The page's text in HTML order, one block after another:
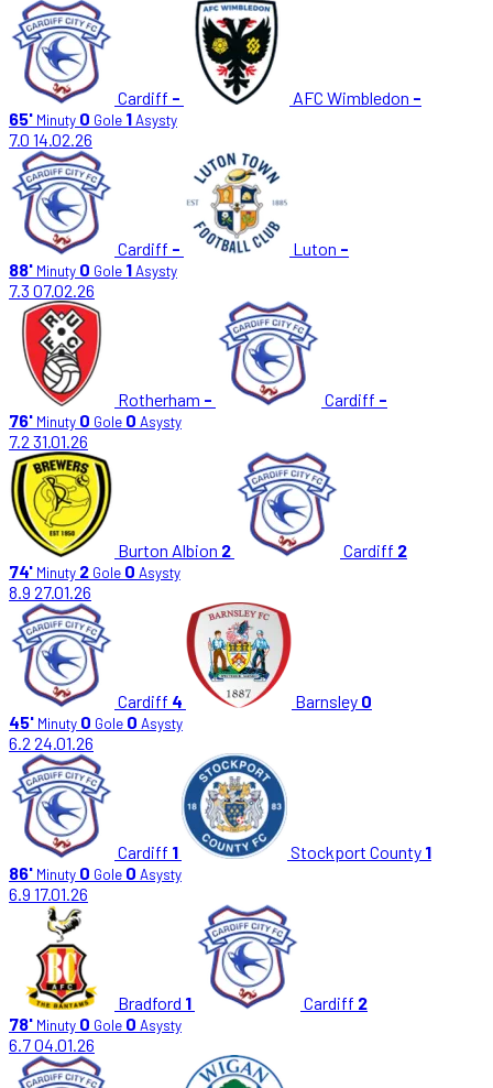
Cardiff - AFC Wimbledon -
65' Minuty 0 Gole 1Asysty
7.0 14.02.26
Cardiff - Luton -
88' Minuty 0 Gole 1Asysty
7.3 07.02.26
Rotherham - Cardiff -
76' Minuty 0 Gole 0 Asysty
7.2 31.01.26
Burton Albion 2 Cardiff 2
74' Minuty 2 Gole 0 Asysty
8.9 27.01.26
Cardiff 4 Barnsley 0
45' Minuty 0 Gole 0 Asysty
6.2 24.01.26
Cardiff 1 Stockport County 1
86' Minuty 0 Gole 0 Asysty
6.9 17.01.26
Bradford 1 Cardiff 2
78' Minuty 0 Gole 0 Asysty
6.704.01.26